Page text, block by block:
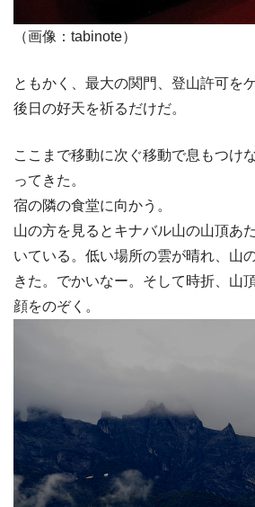
（画像：tabinote）
ともかく、最大の関門、登山許可を
後日の好天を祈るだけだ。
ここまで移動に次ぐ移動で息もつけ
ってきた。
宿の隣の食堂に向かう。
山の方を見るとキナバル山の山頂あ
いている。低い場所の雲が晴れ、山
きた。でかいなー。そして時折、山
顔をのぞく。